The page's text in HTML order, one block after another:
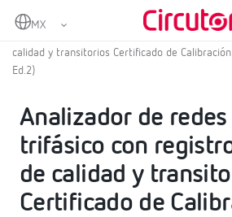
Home
Analizadores de red
calidad y transitorios Certificado de
Ed.2)
Analizador de
trifásico con
de calidad y
Certificado de